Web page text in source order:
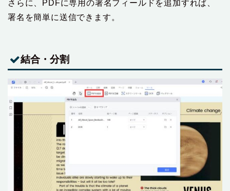
さらに、PDFに専用の署名フィールドを追加すれば、
署名を簡単に送信できます。
結合・分割